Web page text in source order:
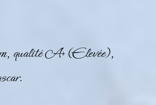
qualité A+ (Elevée),